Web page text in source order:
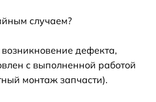
случаем?
дефекта,
с выполненной работой
монтаж запчасти).